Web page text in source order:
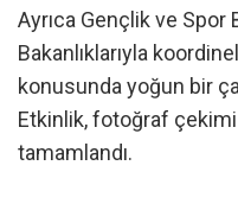
Ayrıca Gençlik ve Spor
Bakanlıklarıyla
konusunda yoğun bir
Etkinlik, fotoğraf
tamamlandı.